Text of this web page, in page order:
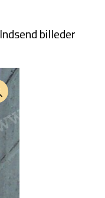
Indsend billeder